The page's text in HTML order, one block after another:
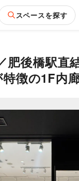
スペースを探す
肥後橋駅
徴の1F内